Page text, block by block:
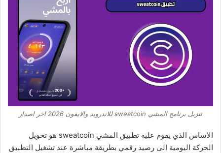
تنزيل برنامج المشي sweatcoin للاندرويد والايفون 2026 اخر اصدار
الاساس الذي يقوم عليه تطبيق المشي sweatcoin هو تحويل
الحركة اليومية الى رصيد رقمي بطريقة مباشرة عند تشغيل التطبيق